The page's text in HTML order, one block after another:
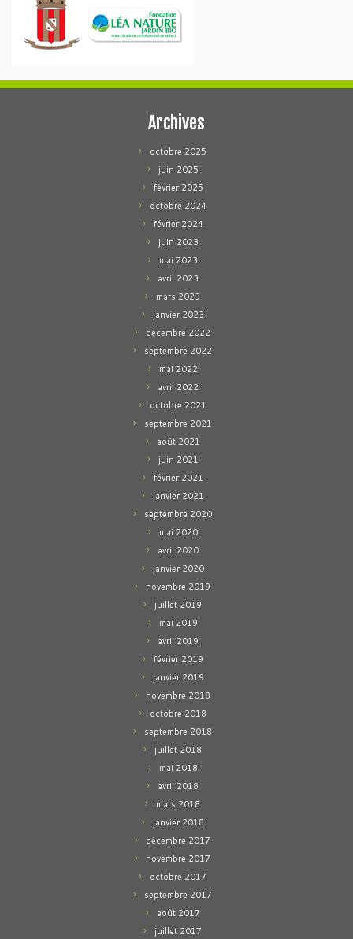
Archives
octobre 2025
juin 2025
février 2025
octobre 2024
février 2024
juin 2023
mai 2023
avril 2023
mars 2023
janvier 2023
décembre 2022
septembre 2022
mai 2022
avril 2022
octobre 2021
septembre 2021
août 2021
juin 2021
février 2021
janvier 2021
septembre 2020
mai 2020
avril 2020
janvier 2020
novembre 2019
juillet 2019
mai 2019
avril 2019
février 2019
janvier 2019
novembre 2018
octobre 2018
septembre 2018
juillet 2018
mai 2018
avril 2018
mars 2018
janvier 2018
décembre 2017
novembre 2017
octobre 2017
septembre 2017
août 2017
juillet 2017